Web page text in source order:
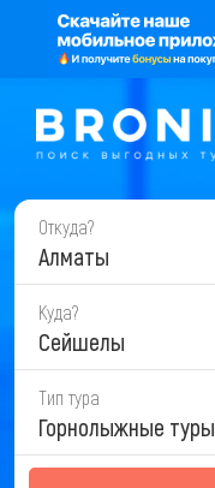
Откуда?
Алматы
Куда?
Сейшелы
Тип тура
Горнолыжные туры